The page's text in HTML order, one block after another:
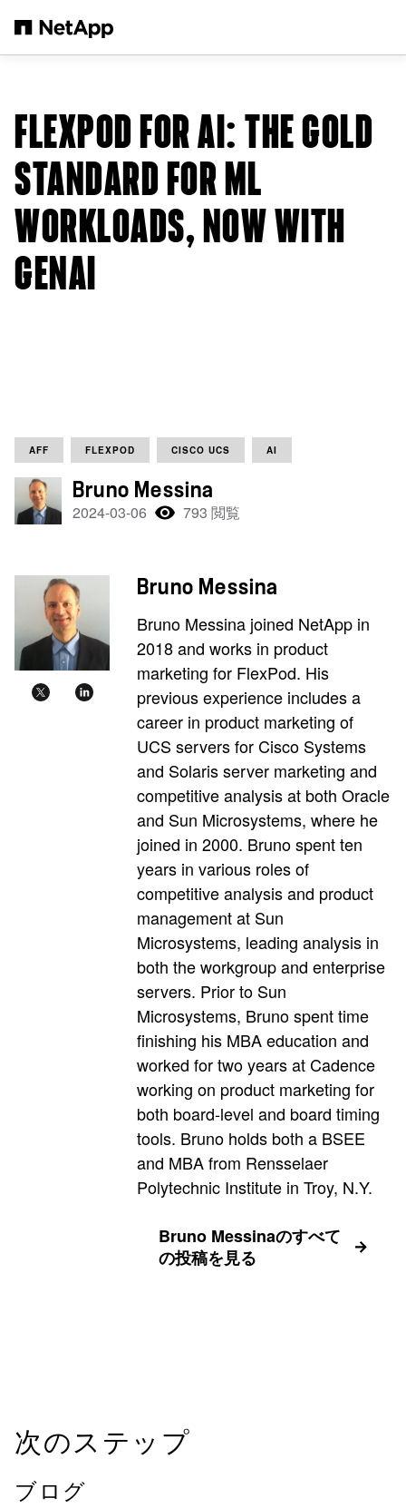
FLEXPOD FOR AI: THE GOLD
STANDARD FOR ML
WORKLOADS, NOW WITH
GENAI
AFF FLEXPOD CISCO UCS AI
Bruno Messina
2024-03-06 793 閲覧
Bruno Messina
Bruno Messina joined NetApp in
2018 and works in product
marketing for FlexPod. His
previous experience includes a
career in product marketing of
UCS servers for Cisco Systems
and Solaris server marketing and
competitive analysis at both Oracle
and Sun Microsystems, where he
joined in 2000. Bruno spent ten
years in various roles of
competitive analysis and product
management at Sun
Microsystems, leading analysis in
both the workgroup and enterprise
servers. Prior to Sun
Microsystems, Bruno spent time
finishing his MBA education and
worked for two years at Cadence
working on product marketing for
both board-level and board timing
tools. Bruno holds both a BSEE
and MBA from Rensselaer
Polytechnic Institute in Troy, N.Y.
Bruno Messinaのすべて
の投稿を見る
次のステップ
ブログ